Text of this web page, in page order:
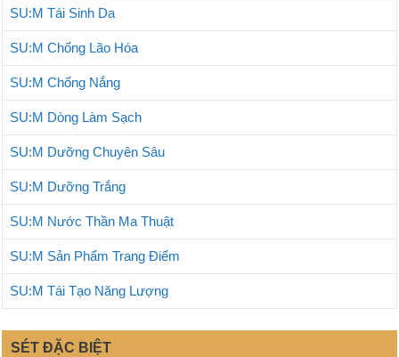
SU:M Tái Sinh Da
SU:M Chống Lão Hóa
SU:M Chống Nắng
SU:M Dòng Làm Sạch
SU:M Dưỡng Chuyên Sâu
SU:M Dưỡng Trắng
SU:M Nước Thần Ma Thuật
SU:M Sản Phẩm Trang Điểm
SU:M Tái Tạo Năng Lượng
SÉT ĐẶC BIỆT